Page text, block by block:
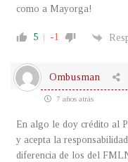
como a Mayorga!
5 -1
Ombusman
7 años atrás
En algo le doy crédito al
y acepta la
diferencia de los del